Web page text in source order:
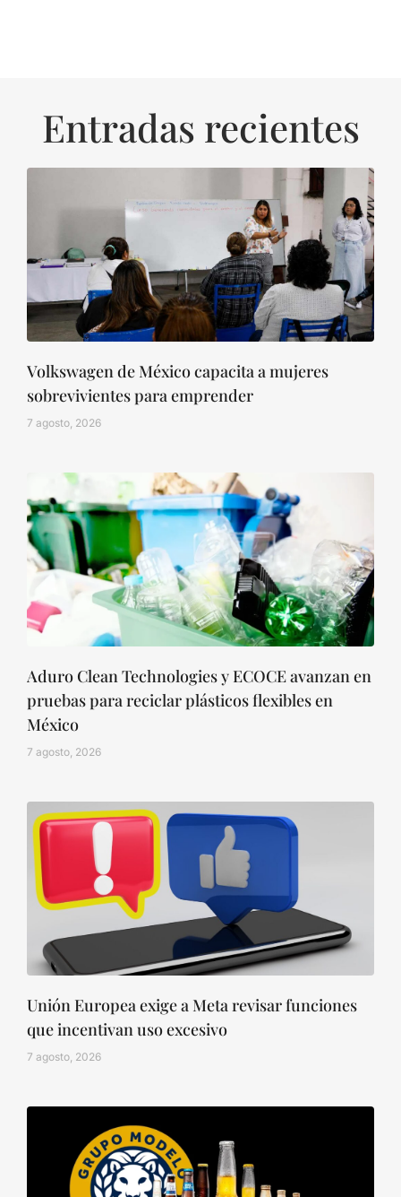
Entradas recientes
Volkswagen de México capacita a mujeres
sobrevivientes para emprender
7 agosto, 2026
Aduro Clean Technologies y ECOCE avanzan en
pruebas para reciclar plásticos flexibles en
México
7 agosto, 2026
Unión Europea exige a Meta revisar funciones
que incentivan uso excesivo
7 agosto, 2026